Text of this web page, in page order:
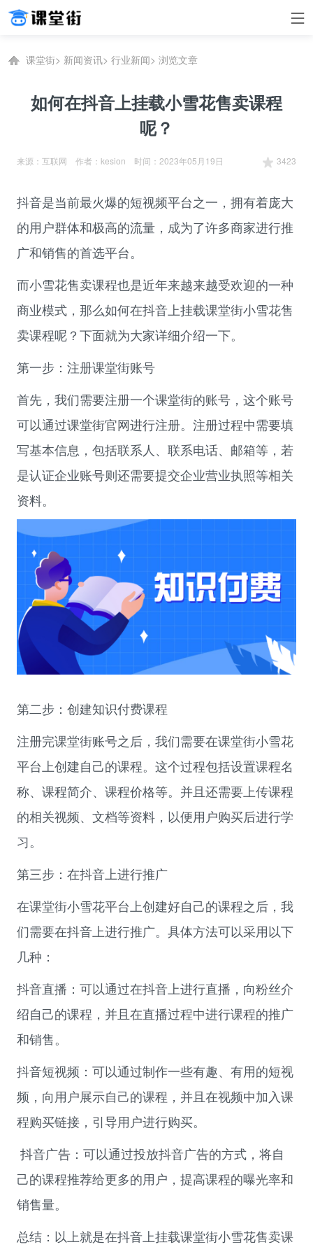
课堂街> 新闻资讯> 行业新闻> 浏览文章
如何在抖音上挂载小雪花售卖课程
呢？
3423
来源：互联网 作者：kesion 时间：2023年05月19日
抖音是当前最火爆的短视频平台之一，拥有着庞大
的用户群体和极高的流量，成为了许多商家进行推
广和销售的首选平台。
而小雪花售卖课程也是近年来越来越受欢迎的一种
商业模式，那么如何在抖音上挂载课堂街小雪花售
卖课程呢？下面就为大家详细介绍一下。
第一步：注册课堂街账号
首先，我们需要注册一个课堂街的账号，这个账号
可以通过课堂街官网进行注册。注册过程中需要填
写基本信息，包括联系人、联系电话、邮箱等，若
是认证企业账号则还需要提交企业营业执照等相关
资料。
第二步：创建知识付费课程
注册完课堂街账号之后，我们需要在课堂街小雪花
平台上创建自己的课程。这个过程包括设置课程名
称、课程简介、课程价格等。并且还需要上传课程
的相关视频、文档等资料，以便用户购买后进行学
习。
第三步：在抖音上进行推广
在课堂街小雪花平台上创建好自己的课程之后，我
们需要在抖音上进行推广。具体方法可以采用以下
几种：
抖音直播：可以通过在抖音上进行直播，向粉丝介
绍自己的课程，并且在直播过程中进行课程的推广
和销售。
抖音短视频：可以通过制作一些有趣、有用的短视
频，向用户展示自己的课程，并且在视频中加入课
程购买链接，引导用户进行购买。
抖音广告：可以通过投放抖音广告的方式，将自
己的课程推荐给更多的用户，提高课程的曝光率和
销售量。
总结：以上就是在抖音上挂载课堂街小雪花售卖课